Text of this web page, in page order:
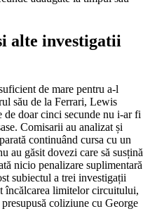
alte investigatii
de mare pentru a-l
său de la Ferrari, Lewis
doar cinci secunde nu i-ar fi
Comisarii au analizat și
continuând cursa cu un
au găsit dovezi care să susțină
nicio penalizare suplimentară
subiectul a trei investigații
încălcarea limitelor circuitului,
coliziune cu George